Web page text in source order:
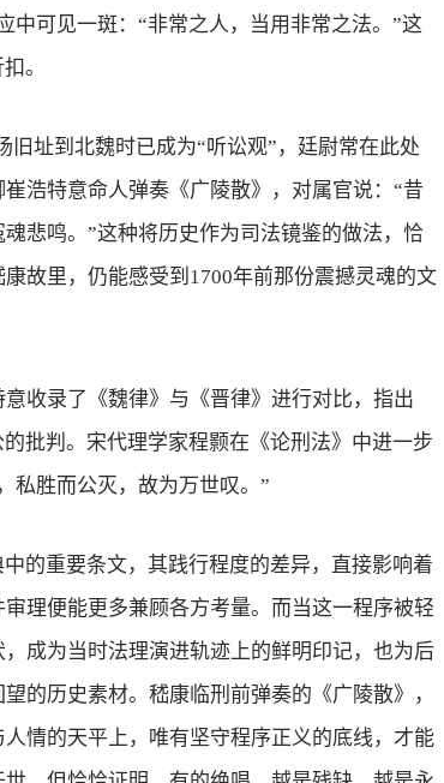
中可见一斑：“非常之人，当用非常之法。”这
。
址到北魏时已成为“听讼观”，廷尉常在此处
浩特意命人弹奏《广陵散》，对属官说：“昔
悲鸣。”这种将历史作为司法镜鉴的做法，恰
故里，仍能感受到1700年前那份震撼灵魂的文
录了《魏律》与《晋律》进行对比，指出
批判。宋代理学家程颢在《论刑法》中进一步
私胜而公灭，故为万世叹。”
重要条文，其践行程度的差异，直接影响着
理便能更多兼顾各方考量。而当这一程序被轻
成为当时法理演进轨迹上的鲜明印记，也为后
的历史素材。嵇康临刑前弹奏的《广陵散》，
情的天平上，唯有坚守程序正义的底线，才能